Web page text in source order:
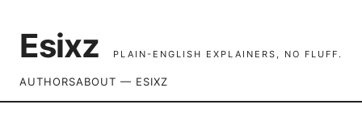
Esixz PLAIN-ENGLISH EXPLAINERS, NO FLUFF.
AUTHORSABOUT — ESIXZ